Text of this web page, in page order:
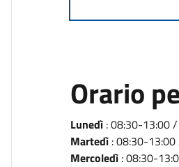
Orario
Lunedì: 08:30-13:00
Martedì: 08:30-
Mercoledì: 08:30-